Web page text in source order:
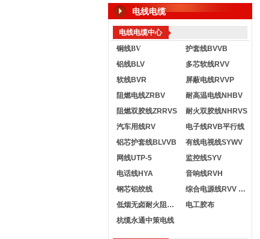
电线电缆
电线电缆中心
铜线BV
护套线BVVB
铝线BLV
多芯软线RVV
软线BVR
屏蔽电线RVVP
阻燃电线ZRBV
耐高温电线NHBV
阻燃双胶线ZRRVS
耐火双胶线NHRVS
汽车用线RV
电子线RVB平行线
铝芯护套线BLVVB
有线电视线SYWV
网线UTP-5
监控线SYV
电话线HYA
音响线RVH
钢芯铝绞线
综合电源线RVV KVVR
低烟无卤耐火阻燃电线
电工胶布
杭缆永通中策电线